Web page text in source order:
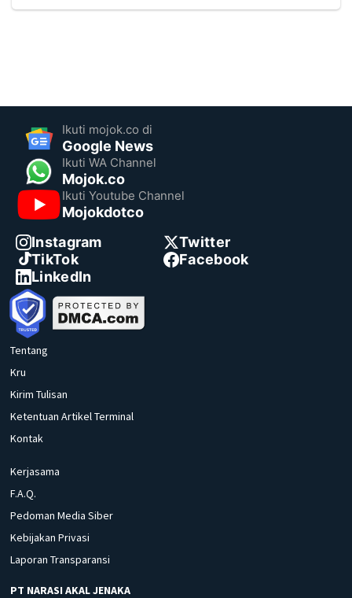
Ikuti mojok.co di
Google News
Ikuti WA Channel
Mojok.co
Ikuti Youtube Channel
Mojokdotco
Instagram
Twitter
TikTok
Facebook
LinkedIn
Tentang
Kru
Kirim Tulisan
Ketentuan Artikel Terminal
Kontak
Kerjasama
F.A.Q.
Pedoman Media Siber
Kebijakan Privasi
Laporan Transparansi
PT NARASI AKAL JENAKA